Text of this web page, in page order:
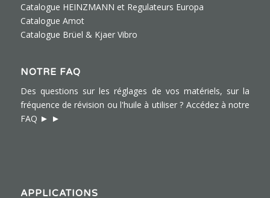
Catalogue HEINZMANN et Regulateurs Europa
Catalogue Amot
Catalogue Brüel & Kjaer Vibro
NOTRE FAQ
Des questions sur les réglages de vos matériels, sur la
fréquence de révision ou l'huile à utiliser ? Accédez à notre
FAQ ► ►
APPLICATIONS